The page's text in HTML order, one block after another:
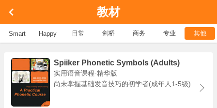
教材
Smart Happy 日常 剑桥 商务 专业 其他
Spiiker Phonetic Symbols (Adults)
实用语音课程-精华版
尚未掌握基础发音技巧的初学者(成年人1-5级)